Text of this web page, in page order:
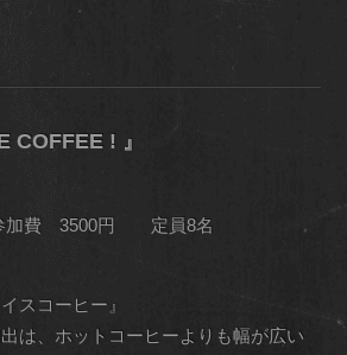
! 』
加費 3500円 定員8名
スコーヒー』
は、ホットコーヒーよりも幅が広い